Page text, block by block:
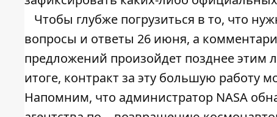
Чтобы глубже погрузиться в то, что
вопросы и ответы 26 июня, а
предложений произойдет позднее этим
итоге, контракт за эту большую работу
Напомним, что администратор NASA